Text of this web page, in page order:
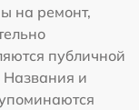
на ремонт,
публичной
Названия и